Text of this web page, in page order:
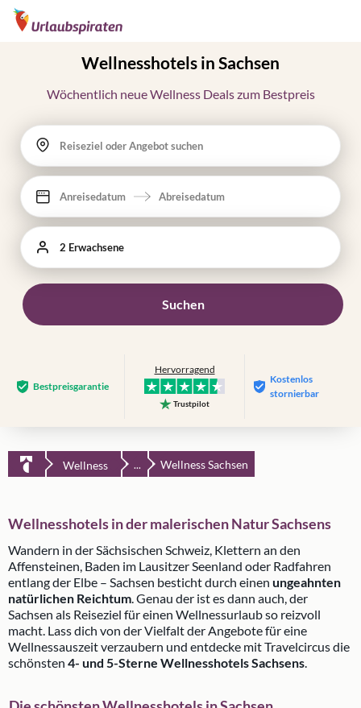
Wellnesshotels in Sachsen
Wöchentlich neue Wellness Deals zum Bestpreis
Reiseziel oder Angebot suchen
Anreisedatum Abreisedatum
2 Erwachsene
Suchen
Bestpreis­garantie
Hervorragend
Trustpilot
Kostenlos
stornierbar
Wellness ... Wellness Sachsen
Wellnesshotels in der malerischen Natur Sachsens
Wandern in der Sächsischen Schweiz, Klettern an den
Affensteinen, Baden im Lausitzer Seenland oder Radfahren
entlang der Elbe – Sachsen besticht durch einen ungeahnten
natürlichen Reichtum. Genau der ist es dann auch, der
Sachsen als Reiseziel für einen Wellnessurlaub so reizvoll
macht. Lass dich von der Vielfalt der Angebote für eine
Wellnessauszeit verzaubern und entdecke mit Travelcircus die
schönsten 4- und 5-Sterne Wellnesshotels Sachsens.